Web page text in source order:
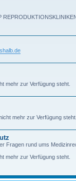
mehr zur Verfügung steht.
mehr zur Verfügung steht.
Fragen rund ums
mehr zur Verfügung steht.